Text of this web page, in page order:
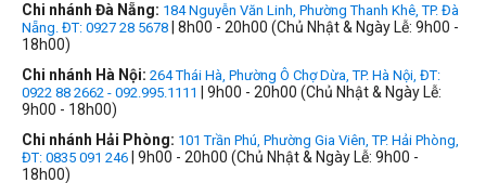
Chi nhánh Đà Nẵng: 184 Nguyễn Văn Linh, Phường Thanh Khê, TP. Đà
Nẵng. ĐT: 0927 28 5678 | 8h00 - 20h00 (Chủ Nhật & Ngày Lễ: 9h00 -
18h00)
Chi nhánh Hà Nội: 264 Thái Hà, Phường Ô Chợ Dừa, TP. Hà Nội, ĐT:
0922 88 2662 - 092.995.1111
| 9h00 - 20h00 (Chủ Nhật & Ngày Lễ:
9h00 - 18h00)
Chi nhánh Hải Phòng: 101 Trần Phú, Phường Gia Viên, TP. Hải Phòng,
ĐT: 0835 091 246 | 9h00 - 20h00 (Chủ Nhật & Ngày Lễ: 9h00 -
18h00)